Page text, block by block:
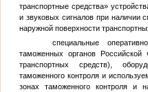
транспортные средства»
и звуковых сигналов при наличии
наружной поверхности
специальные
таможенных органов Российской
транспортных средств),
таможенного контроля и
зонах таможенного контроля и